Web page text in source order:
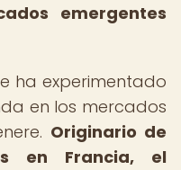
emergentes
ha experimentado
en los mercados
Originario de
en Francia, el